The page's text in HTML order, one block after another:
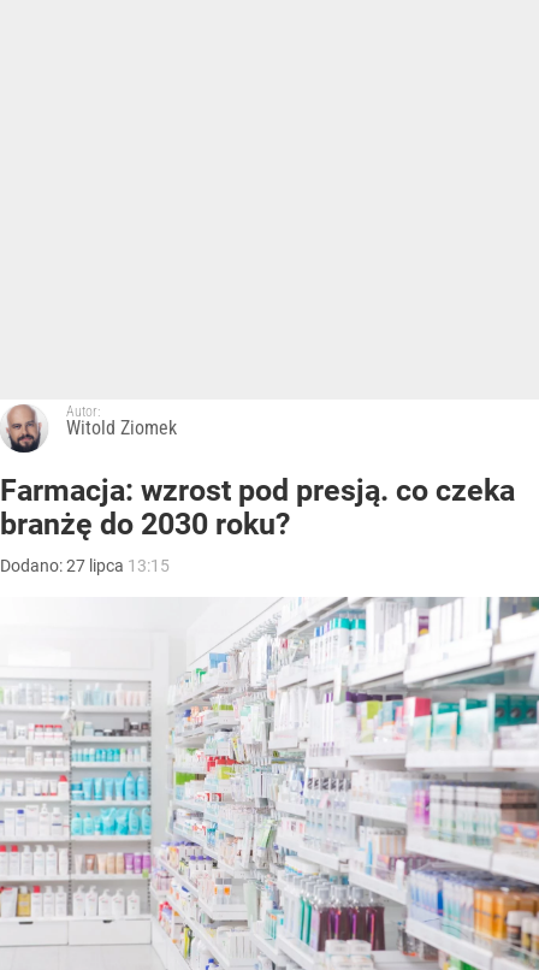
Autor:
Witold Ziomek
Farmacja: wzrost pod presją. co czeka
branżę do 2030 roku?
Dodano:27 lipca 13:15